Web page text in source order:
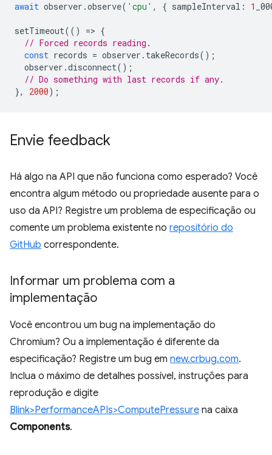
await observer .observe( 'cpu' , { sampleInterval : 1
setTimeout(() => {
// Forced records reading.
const records = observer . takeRecords();
observer .disconnect();
// Do something with last records if any.
},
2000);
Envie feedback
Há algo na API que não funciona como esperado? Você
encontra algum método ou propriedade ausente para o
uso da API? Registre um problema de especificação ou
comente um problema existente no repositório do
GitHub correspondente.
Informar um problema com a
implementação
Você encontrou um bug na implementação do
Chromium? Ou a implementação é diferente da
especificação? Registre um bug em new.crbug.com.
Inclua o máximo de detalhes possível, instruções para
reprodução e digite
Blink>PerformanceAPIs>ComputePressure na caixa
Components.